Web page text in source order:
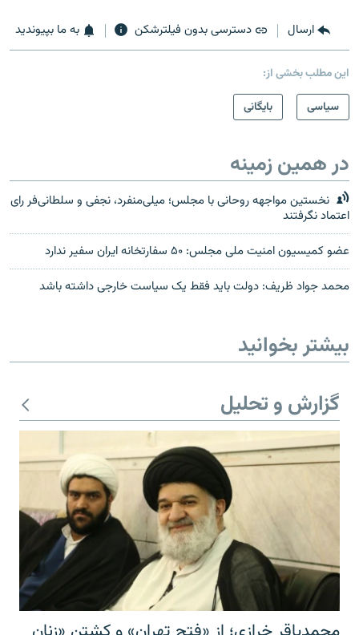
ارسال دسترسی بدون فیلترشکن به ما بپیوندید
این مطلب بخشی از:
سیاسی
بایگانی
در همین زمینه
نخستین مواجهه روحانی با مجلس؛ میلی‌منفرد، نجفی و سلطانی‌فر رای
اعتماد نگرفتند
عضو کمیسیون امنیت ملی مجلس: ۵۰ سفارتخانه ایران سفیر ندارد
محمد جواد ظریف: دولت باید فقط یک سیاست خارجی داشته باشد
بیشتر بخوانید
گزارش و تحلیل